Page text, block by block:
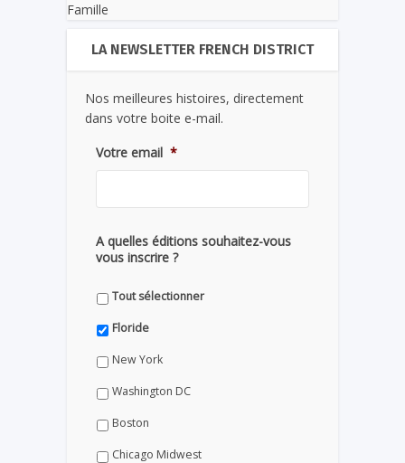
Famille
LA NEWSLETTER FRENCH DISTRICT
Nos meilleures histoires, directement
dans votre boite e-mail.
Votre email *
A quelles éditions souhaitez-vous
vous inscrire ?
Tout sélectionner
Floride
New York
Washington DC
Boston
Chicago Midwest